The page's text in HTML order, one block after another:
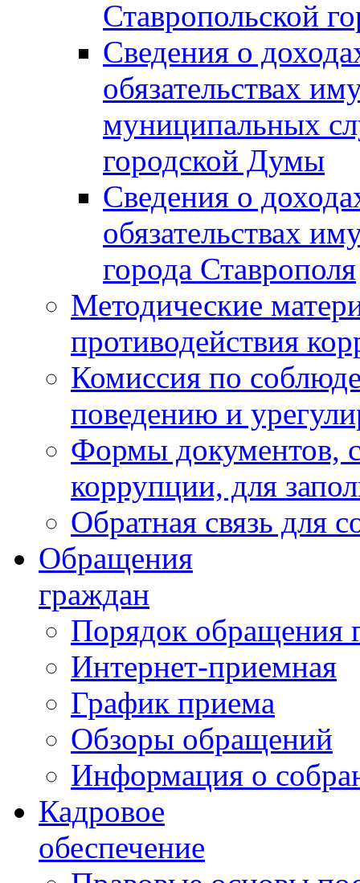
Ставропольской
Сведения о
обязательствах
муниципальных
городской Думы
Сведения о
обязательствах
города Ставрополя
Методические
противодействия
Комиссия по
поведению и
Формы документов,
коррупции, для
Обратная связь для
Обращения
граждан
Порядок обращения
Интернет-приемная
График приема
Обзоры обращений
Информация о
Кадровое
обеспечение